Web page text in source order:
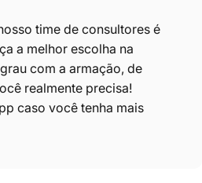
time de consultores é
a melhor escolha na
com a armação, de
realmente precisa!
caso você tenha mais